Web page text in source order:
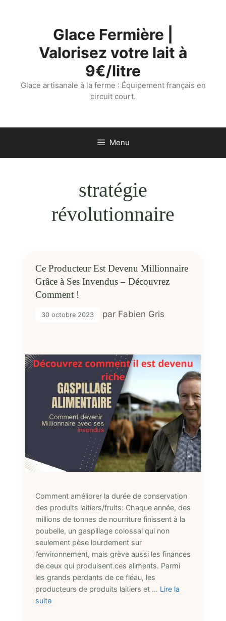
Glace Fermière |
Valorisez votre lait à
9€/litre
Glace artisanale à la ferme : Équipement français en
circuit court.
Menu
stratégie
révolutionnaire
Ce Producteur Est Devenu Millionnaire
Grâce à Ses Invendus – Découvrez
Comment !
30 octobre 2023 par Fabien Gris
Comment améliorer la durée de conservation
des produits laitiers/fruits: Chaque année, des
millions de tonnes de nourriture finissent à la
poubelle, un gaspillage colossal qui non
seulement pèse lourdement sur
l’environnement, mais grève aussi les finances
de ceux qui produisent ces aliments. Parmi
les grands perdants de ce fléau, les
producteurs de produits laitiers et … Lire la
suite